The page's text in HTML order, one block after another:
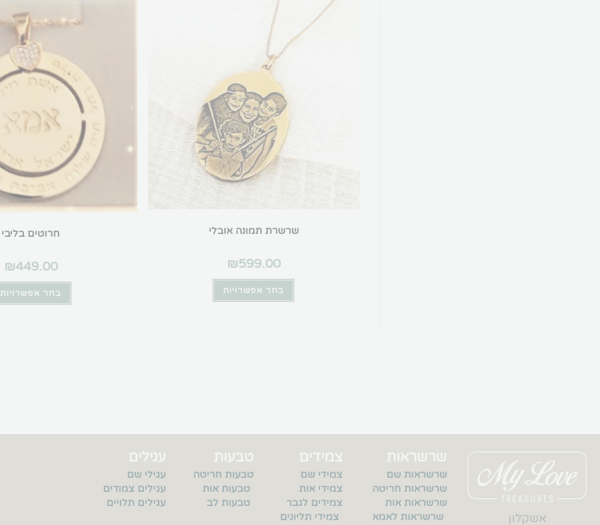
שרשרת תמונה אובלי
₪599.00
בחר אפשרויות
חרוטים בליבי
₪449.00
בחר אפשרויות
אשקלון
שרשראות
שרשראות שם
שרשראות חריטה
שרשראות אות
שרשראות לאמא
צמידים
צמידי שם
צמידי אות
צמידים לגבר
צמידי תליונים
טבעות
טבעות חריטה
טבעות אות
טבעות לב
עגילים
עגילי שם
עגילים צמודים
עגילים תלויים